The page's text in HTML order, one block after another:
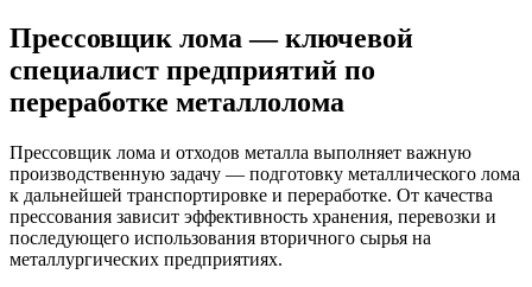
11 Экзамен
Всего часов 250
Прессовщик лома — ключевой
специалист предприятий по
переработке металлолома
Прессовщик лома и отходов металла выполняет важную
производственную задачу — подготовку металлического лома
к дальнейшей транспортировке и переработке. От качества
прессования зависит эффективность хранения, перевозки и
последующего использования вторичного сырья на
металлургических предприятиях.